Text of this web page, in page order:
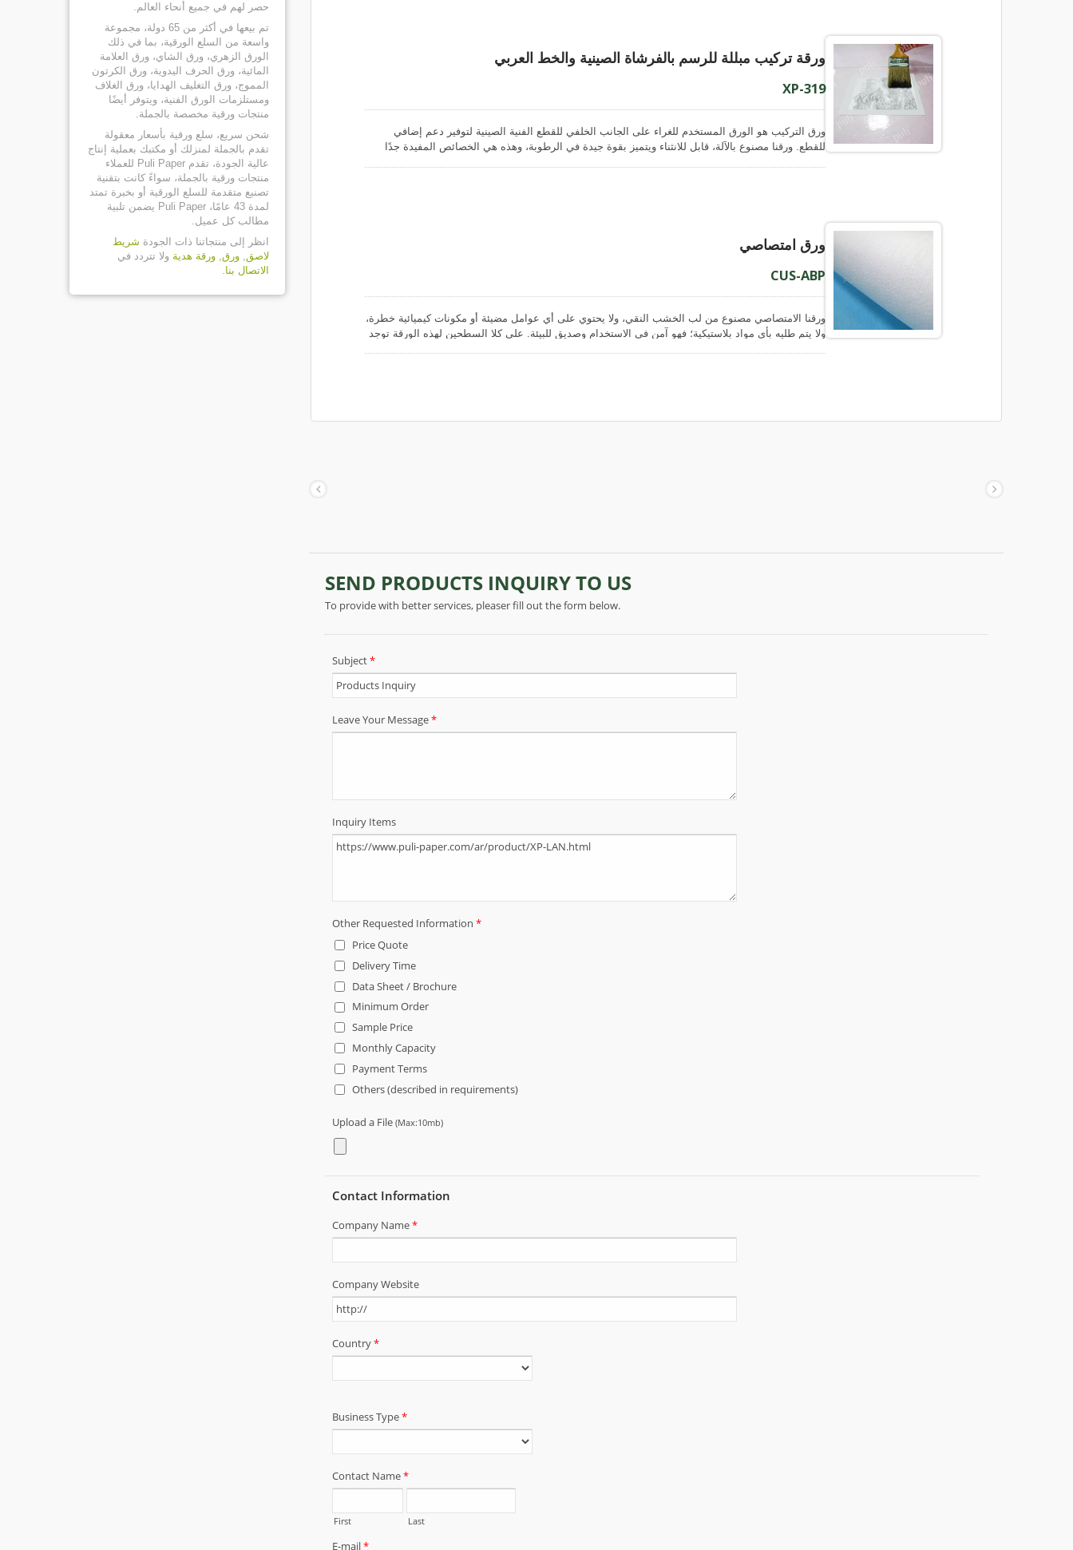
حصر لهم في جميع أنحاء العالم.
تم بيعها في أكثر من 65 دولة، مجموعة
واسعة من السلع الورقية، بما في ذلك
الورق الزهري، ورق الشاي، ورق العلامة
المائية، ورق الحرف اليدوية، ورق الكرتون
المموج، ورق التغليف الهدايا، ورق الغلاف
ومستلزمات الورق الفنية، ويتوفر أيضًا
منتجات ورقية مخصصة بالجملة.
شحن سريع، سلع ورقية بأسعار معقولة
تقدم بالجملة لمنزلك أو مكتبك بعملية إنتاج
عالية الجودة، تقدم Puli Paper للعملاء
منتجات ورقية بالجملة، سواءً كانت بتقنية
تصنيع متقدمة للسلع الورقية أو بخبرة تمتد
لمدة 43 عامًا، Puli Paper يضمن تلبية
مطالب كل عميل.
انظر إلى منتجاتنا ذات الجودة شريط
لاصق, ورق, ورقة هدية ولا تتردد في
الاتصال بنا.
ورقة تركيب مبللة للرسم بالفرشاة الصينية والخط العربي
XP-319
ورق التركيب هو الورق المستخدم للغراء على الجانب الخلفي للقطع الفنية الصينية لتوفير دعم إضافي
للقطع. ورقنا مصنوع بالآلة، قابل للانثناء ويتميز بقوة جيدة في الرطوبة، وهذه هي الخصائص المفيدة جدًا
ورق امتصاصي
CUS-ABP
ورقنا الامتصاصي مصنوع من لب الخشب النقي، ولا يحتوي على أي عوامل مضيئة أو مكونات كيميائية خطرة،
ولا يتم طليه بأي مواد بلاستيكية؛ فهو آمن في الاستخدام وصديق للبيئة. على كلا السطحين لهذه الورقة توجد